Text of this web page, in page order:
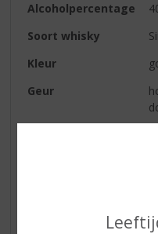
Alcoholpercentage
Soort whisky
Kleur
Geur